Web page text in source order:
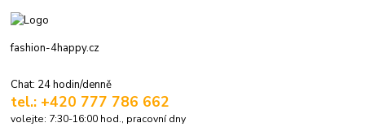
fashion-4happy.cz
Chat: 24 hodin/denně
tel.: +420 777 786 662
volejte: 7:30-16:00 hod., pracovní dny